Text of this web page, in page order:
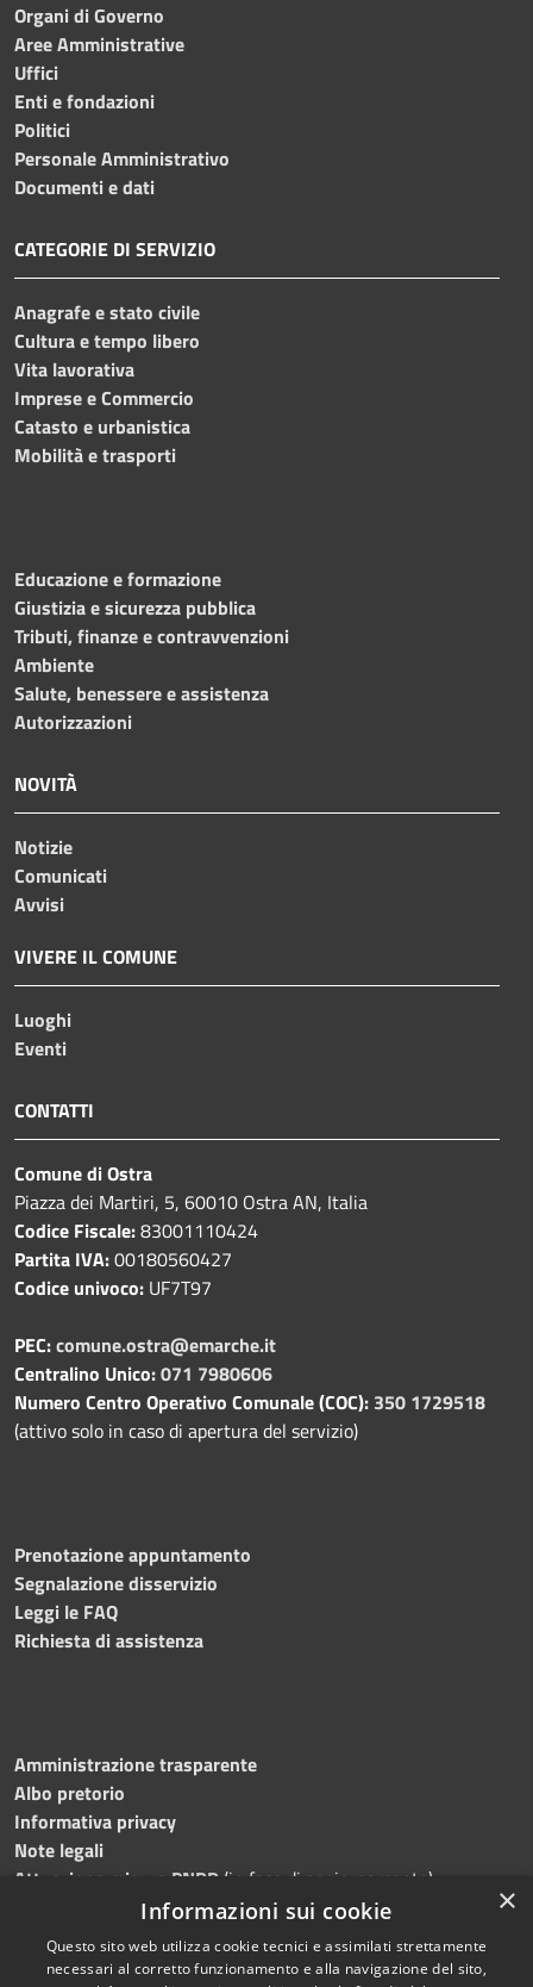
Organi di Governo
Aree Amministrative
Uffici
Enti e fondazioni
Politici
Personale Amministrativo
Documenti e dati
CATEGORIE DI SERVIZIO
Anagrafe e stato civile
Cultura e tempo libero
Vita lavorativa
Imprese e Commercio
Catasto e urbanistica
Mobilità e trasporti
Educazione e formazione
Giustizia e sicurezza pubblica
Tributi, finanze e contravvenzioni
Ambiente
Salute, benessere e assistenza
Autorizzazioni
NOVITÀ
Notizie
Comunicati
Avvisi
VIVERE IL COMUNE
Luoghi
Eventi
CONTATTI
Comune di Ostra
Piazza dei Martiri, 5, 60010 Ostra AN, Italia
Codice Fiscale:83001110424
Partita IVA:00180560427
Codice univoco: UF7T97
PEC:comune.ostra@emarche.it
Centralino Unico:071 7980606
Numero Centro Operativo Comunale (COC): 350 1729518
(attivo solo in caso di apertura del servizio)
Prenotazione appuntamento
Segnalazione disservizio
Leggi le FAQ
Richiesta di assistenza
Amministrazione trasparente
Albo pretorio
Informativa privacy
Note legali
Attuazione misure PNRR (in fase di aggiornamento)
Dichiarazione di accessibilità
×
Informazioni sui cookie
Questo sito web utilizza cookie tecnici e assimilati strettamente
necessari al corretto funzionamento e alla navigazione del sito,